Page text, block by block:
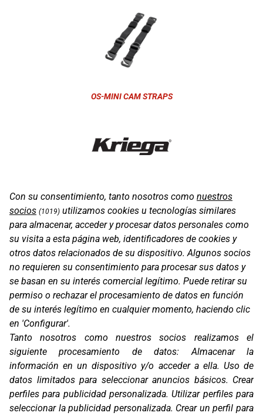
OS-MINI CAM STRAPS
OS-RACK LOOPS
Con su consentimiento, tanto nosotros como nuestros
socios (1019) utilizamos cookies u tecnologías similares
para almacenar, acceder y procesar datos personales como
su visita a esta página web, identificadores de cookies y
otros datos relacionados de su dispositivo. Algunos socios
no requieren su consentimiento para procesar sus datos y
se basan en su interés comercial legítimo. Puede retirar su
permiso o rechazar el procesamiento de datos en función
de su interés legítimo en cualquier momento, haciendo clic
en 'Configurar'.
Tanto nosotros como nuestros socios realizamos el
siguiente procesamiento de datos:Almacenar la
información en un dispositivo y/o acceder a ella. Uso de
datos limitados para seleccionar anuncios básicos. Crear
perfiles para publicidad personalizada.Utilizar perfiles para
seleccionar la publicidad personalizada. Crear un perfil para